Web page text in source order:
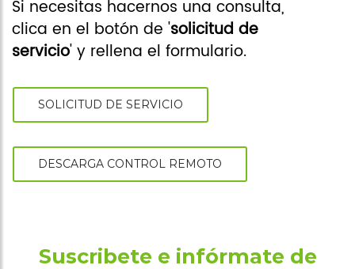
asociaciones
Cita online
Si necesitas hacernos una consulta,
clica en el botón de 'solicitud de
servicio' y rellena el formulario.
SOLICITUD DE SERVICIO
DESCARGA CONTROL REMOTO
Suscribete e infórmate de